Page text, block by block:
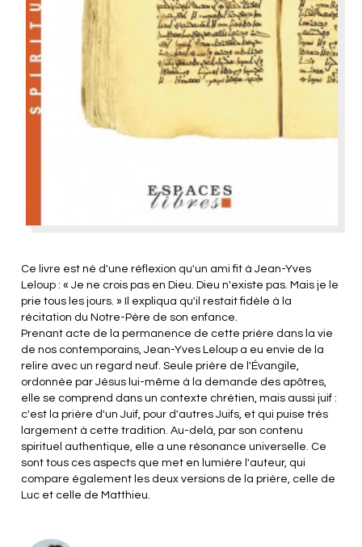
Ce livre est né d'une réflexion qu'un ami fit à Jean-Yves
Leloup : « Je ne crois pas en Dieu. Dieu n'existe pas. Mais je le
prie tous les jours. » Il expliqua qu'il restait fidèle à la
récitation du Notre-Père de son enfance.
Prenant acte de la permanence de cette prière dans la vie
de nos contemporains, Jean-Yves Leloup a eu envie de la
relire avec un regard neuf. Seule prière de l'Évangile,
ordonnée par Jésus lui-même à la demande des apôtres,
elle se comprend dans un contexte chrétien, mais aussi juif :
c'est la prière d'un Juif, pour d'autres Juifs, et qui puise très
largement à cette tradition. Au-delà, par son contenu
spirituel authentique, elle a une résonance universelle. Ce
sont tous ces aspects que met en lumière l'auteur, qui
compare également les deux versions de la prière, celle de
Luc et celle de Matthieu.